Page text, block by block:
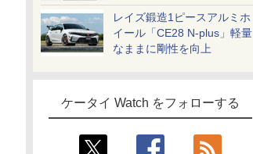
レイズ鍛造1ピースアルミホ
イール「CE28 N-plus」軽量
なままに剛性を向上
ケータイ Watch をフォローする